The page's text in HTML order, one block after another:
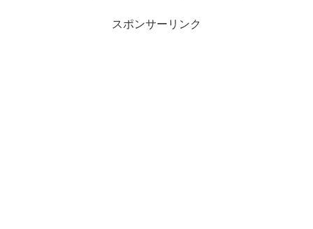
スポンサーリンク